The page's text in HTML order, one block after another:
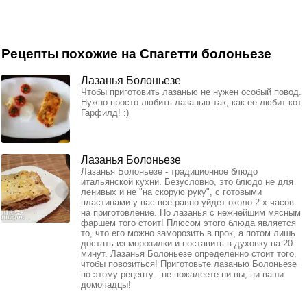
Рецепты похожие на Спагетти болоньезе
Лазанья Болоньезе
Чтобы приготовить лазанью не нужен особый повод.
Нужно просто любить лазанью так, как ее любит кот
Гарфилд! :)
Лазанья Болоньезе
Лазанья Болоньезе - традиционное блюдо
итальянской кухни. Безусловно, это блюдо не для
ленивых и не "на скорую руку", с готовыми
пластинами у вас все равно уйдет около 2-х часов
на приготовление. Но лазанья с нежнейшим мясным
фаршем того стоит! Плюсом этого блюда является
то, что его можно заморозить в прок, а потом лишь
достать из морозилки и поставить в духовку на 20
минут. Лазанья Болоньезе определенно стоит того,
чтобы повозиться! Приготовьте лазанью Болоньезе
по этому рецепту - не пожалеете ни вы, ни ваши
домочадцы!